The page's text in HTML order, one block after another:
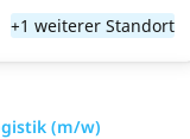
+1 weiterer Standort
(m/w)